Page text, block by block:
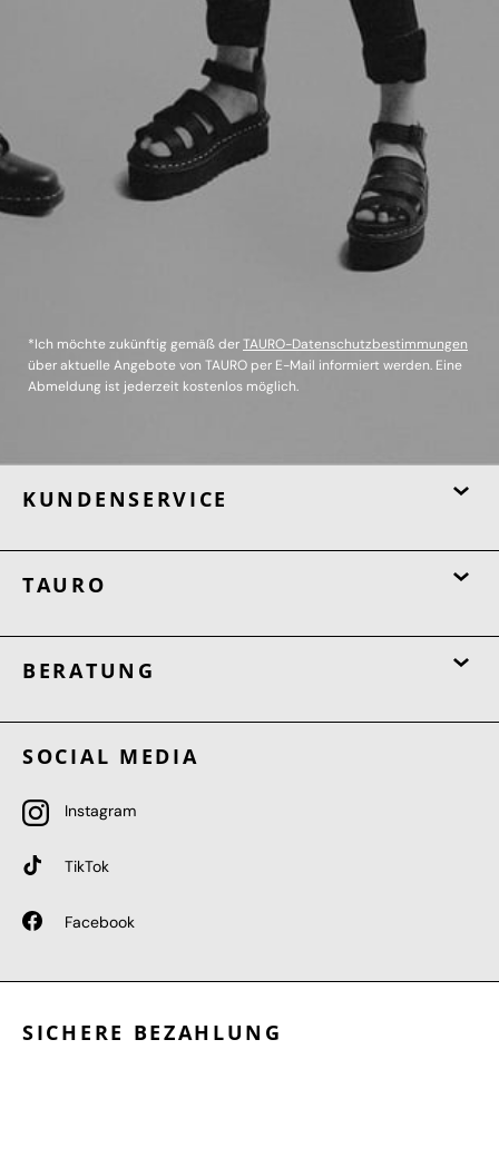
*Ich möchte zukünftig gemäß derTAURO-Datenschutzbestimmungen
über aktuelle Angebote von TAURO per E-Mail informiert werden. Eine
Abmeldung ist jederzeit kostenlos möglich.
KUNDENSERVICE
TAURO
BERATUNG
SOCIAL MEDIA
Instagram
TikTok
Facebook
SICHERE BEZAHLUNG